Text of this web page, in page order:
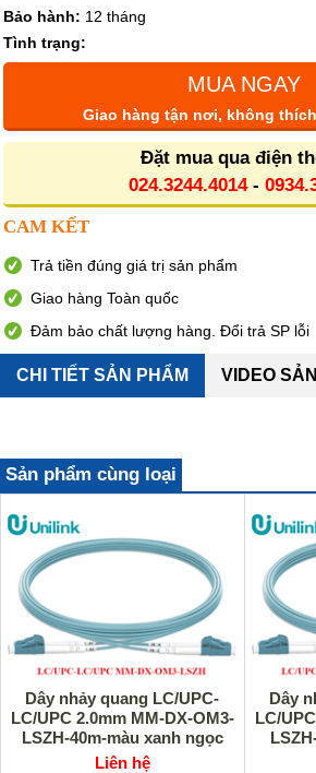
Bảo hành: 12 tháng
Tình trạng:
MUA NGAY
Giao hàng tận nơi, không
Đặt mua qua điện
024.3244.4014-
CAM KẾT
Trả tiền đúng giá trị sản phẩm
Giao hàng Toàn quốc
Đảm bảo chất lượng hàng. Đổi trả SP lỗi
CHI TIẾT SẢN PHẨM VIDEO
Sản phẩm cùng loại
Dây nhảy quang LC/UPC-
LC/UPC 2.0mm MM-DX-OM3-
LSZH-40m-màu xanh ngọc
Unilink UNI-10031 cao cấp
Liên hệ
Dây
LC/